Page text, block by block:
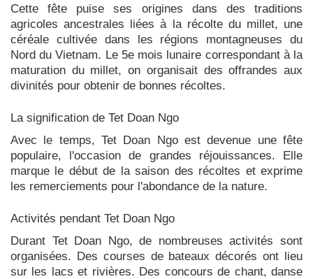
Cette fête puise ses origines dans des traditions
agricoles ancestrales liées à la récolte du millet, une
céréale cultivée dans les régions montagneuses du
Nord du Vietnam. Le 5e mois lunaire correspondant à la
maturation du millet, on organisait des offrandes aux
divinités pour obtenir de bonnes récoltes.
La signification de Tet Doan Ngo
Avec le temps, Tet Doan Ngo est devenue une fête
populaire, l'occasion de grandes réjouissances. Elle
marque le début de la saison des récoltes et exprime
les remerciements pour l'abondance de la nature.
Activités pendant Tet Doan Ngo
Durant Tet Doan Ngo, de nombreuses activités sont
organisées. Des courses de bateaux décorés ont lieu
sur les lacs et rivières. Des concours de chant, danse